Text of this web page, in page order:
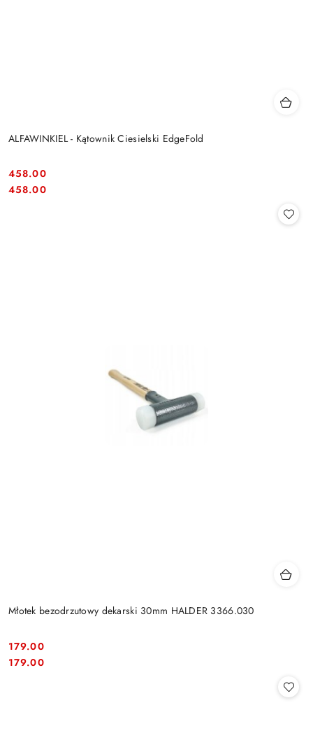
ALFAWINKIEL - Kątownik Ciesielski EdgeFold
Cena:
458.00
Cena:
458.00
Młotek bezodrzutowy dekarski 30mm HALDER 3366.030
Cena:
179.00
Cena:
179.00